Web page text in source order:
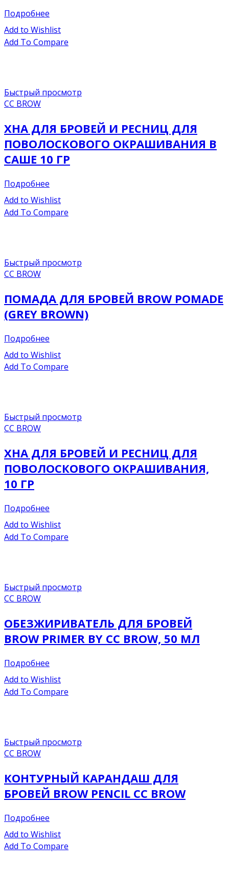
Подробнее
Add to Wishlist
Add To Compare
Быстрый просмотр
CC BROW
ХНА ДЛЯ БРОВЕЙ И РЕСНИЦ ДЛЯ
ПОВОЛОСКОВОГО ОКРАШИВАНИЯ В
САШЕ 10 ГР
Подробнее
Add to Wishlist
Add To Compare
Быстрый просмотр
CC BROW
ПОМАДА ДЛЯ БРОВЕЙ BROW POMADE
(GREY BROWN)
Подробнее
Add to Wishlist
Add To Compare
Быстрый просмотр
CC BROW
ХНА ДЛЯ БРОВЕЙ И РЕСНИЦ ДЛЯ
ПОВОЛОСКОВОГО ОКРАШИВАНИЯ,
10 ГР
Подробнее
Add to Wishlist
Add To Compare
Быстрый просмотр
CC BROW
ОБЕЗЖИРИВАТЕЛЬ ДЛЯ БРОВЕЙ
BROW PRIMER BY CC BROW, 50 МЛ
Подробнее
Add to Wishlist
Add To Compare
Быстрый просмотр
CC BROW
КОНТУРНЫЙ КАРАНДАШ ДЛЯ
БРОВЕЙ BROW PENCIL СС BROW
Подробнее
Add to Wishlist
Add To Compare